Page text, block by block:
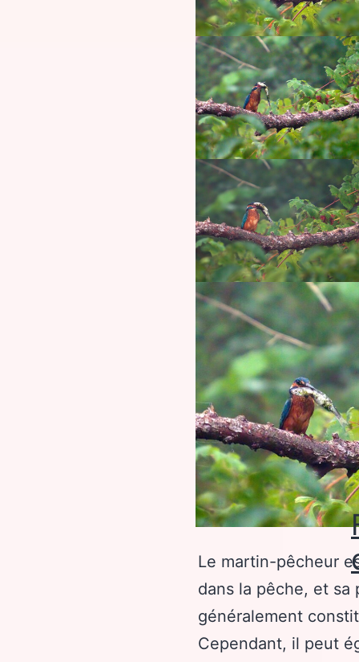
Le martin-pêcheur
dans la pêche, et sa
généralement
Cependant, il peut